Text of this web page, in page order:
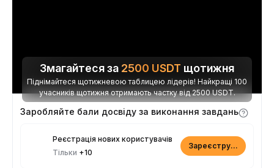
Змагайтеся за 2500 USDT щотижня
Піднімайтеся щотижневою таблицею лідерів! Найкращі 100
учасників щотижня отримають частку від 2500 USDT.
Заробляйте бали досвіду за виконання завдань
Реєстрація нових користувачів
Тільки +10
Зареєструватися